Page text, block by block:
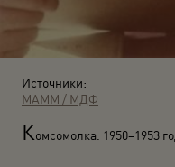
Источники:
МАММ / МДФ
Комсомолка. 1950–1953